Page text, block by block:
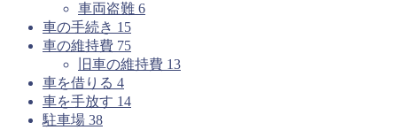
車両盗難 6
車の手続き 15
車の維持費 75
旧車の維持費 13
車を借りる 4
車を手放す 14
駐車場 38